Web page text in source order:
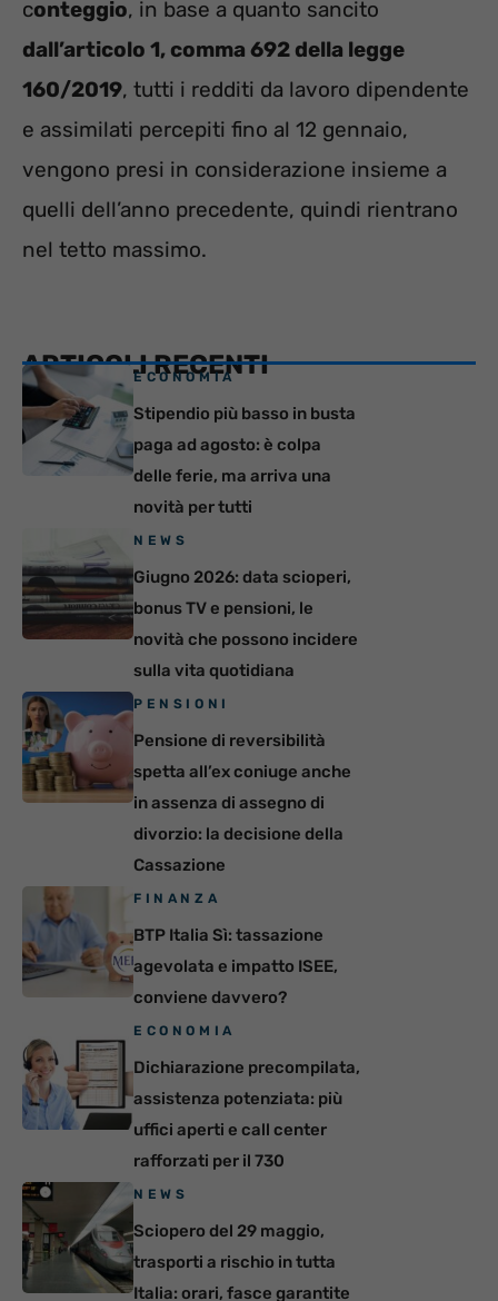
conteggio, in base a quanto sancito
dall’articolo 1, comma 692 della legge
160/2019, tutti i redditi da lavoro dipendente
e assimilati percepiti fino al 12 gennaio,
vengono presi in considerazione insieme a
quelli dell’anno precedente, quindi rientrano
nel tetto massimo.
ARTICOLI RECENTI
ECONOMIA
Stipendio più basso in busta
paga ad agosto: è colpa
delle ferie, ma arriva una
novità per tutti
NEWS
Giugno 2026: data scioperi,
bonus TV e pensioni, le
novità che possono incidere
sulla vita quotidiana
PENSIONI
Pensione di reversibilità
spetta all’ex coniuge anche
in assenza di assegno di
divorzio: la decisione della
Cassazione
FINANZA
BTP Italia Sì: tassazione
agevolata e impatto ISEE,
conviene davvero?
ECONOMIA
Dichiarazione precompilata,
assistenza potenziata: più
uffici aperti e call center
rafforzati per il 730
NEWS
Sciopero del 29 maggio,
trasporti a rischio in tutta
Italia: orari, fasce garantite